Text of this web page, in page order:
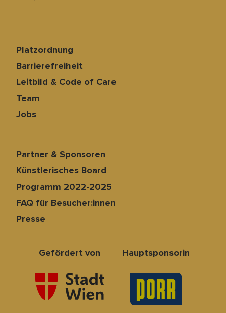
Platzordnung
Barrierefreiheit
Leitbild & Code of Care
Team
Jobs
Partner & Sponsoren
Künstlerisches Board
Programm 2022-2025
FAQ für Besucher:innen
Presse
Gefördert von Hauptsponsorin